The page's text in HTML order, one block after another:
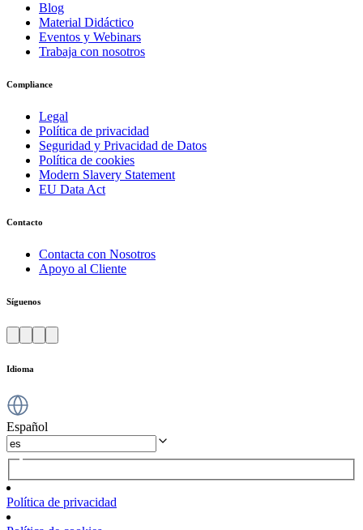
Blog
Material Didáctico
Eventos y Webinars
Trabaja con nosotros
Compliance
Legal
Política de privacidad
Seguridad y Privacidad de Datos
Política de cookies
Modern Slavery Statement
EU Data Act
Contacto
Contacta con Nosotros
Apoyo al Cliente
Síguenos
Idioma
Español
Política de privacidad